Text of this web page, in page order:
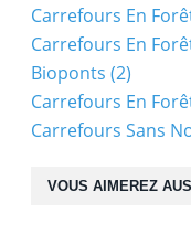
VOUS AIMEREZ
Carrefours En
Carrefours En
Bioponts (2)
Carrefours En
Carrefours Sans